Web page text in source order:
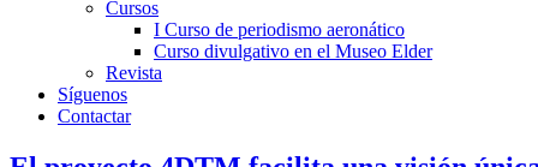
Cursos
I Curso de periodismo aeronático
Curso divulgativo en el Museo Elder
Revista
Síguenos
Contactar